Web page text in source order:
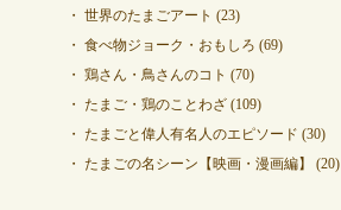
世界のたまごアート (23)
食べ物ジョーク・おもしろ (69)
鶏さん・鳥さんのコト (70)
たまご・鶏のことわざ(109)
たまごと偉人有名人のエピソード (30)
たまごの名シーン【映画・漫画編】
(20)